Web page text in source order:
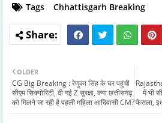
Tags Chhattisgarh Breaking
में भी
फैसला,
OLDER
CG Big Breaking : रेणुका सिंह के घर पहुंची
सीएम सिक्योरिटी, दी गई Z सुरक्षा, क्या छत्तीसगढ़
को मिलने जा रही है पहली महिला आदिवासी CM?